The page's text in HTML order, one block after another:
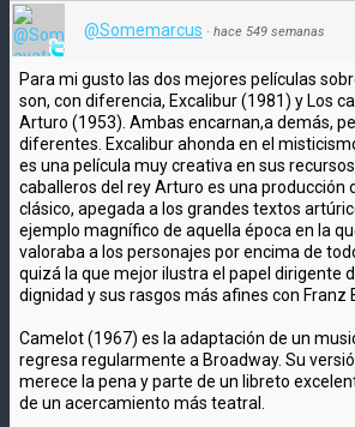
@Somemarcus · hace 549 semanas
Para mi gusto las dos mejores películas
son, con diferencia, Excalibur (1981) y Los
Arturo (1953). Ambas encarnan,a demás,
diferentes. Excalibur ahonda en el
es una película muy creativa en sus
caballeros del rey Arturo es una producción
clásico, apegada a los grandes textos
ejemplo magnífico de aquella época en la
valoraba a los personajes por encima de
quizá la que mejor ilustra el papel dirigente
dignidad y sus rasgos más afines con Franz
Camelot (1967) es la adaptación de un
regresa regularmente a Broadway. Su
merece la pena y parte de un libreto
de un acercamiento más teatral.